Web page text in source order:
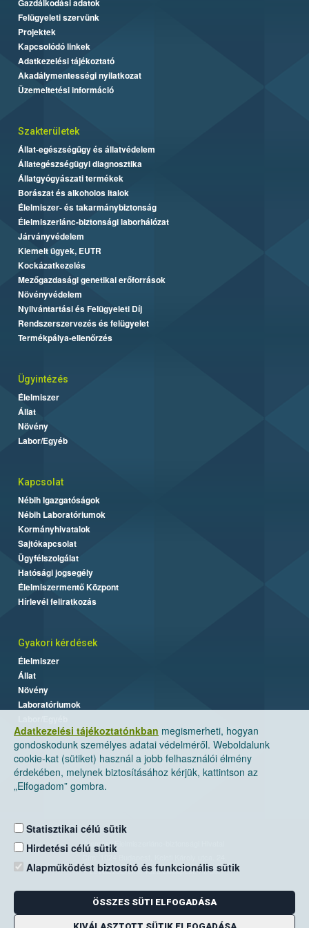
Adatkezelési tájékoztatónkban megismerheti, hogyan
gondoskodunk személyes adatai védelméről. Weboldalunk
cookie-kat (sütiket) használ a jobb felhasználói élmény
érdekében, melynek biztosításához kérjük, kattintson az
„Elfogadom” gombra.
Statisztikai célú sütik
Hirdetési célú sütik
Alapműködést biztosító és funkcionális sütik
ÖSSZES SÜTI ELFOGADÁSA
Gazdálkodási adatok
Felügyeleti szervünk
Projektek
Kapcsolódó linkek
Adatkezelési tájékoztató
Akadálymentességi nyilatkozat
Üzemeltetési információ
Szakterületek
Állat-egészségügy és állatvédelem
Állategészségügyi diagnosztika
Állatgyógyászati termékek
Borászat és alkoholos italok
Élelmiszer- és takarmánybiztonság
Élelmiszerlánc-biztonsági laborhálózat
Járványvédelem
Kiemelt ügyek, EUTR
Kockázatkezelés
Mezőgazdasági genetikai erőforrások
Növényvédelem
Nyilvántartási és Felügyeleti Díj
Rendszerszervezés és felügyelet
Termékpálya-ellenőrzés
Ügyintézés
Élelmiszer
Állat
Növény
Labor/Egyéb
Kapcsolat
Nébih Igazgatóságok
Nébih Laboratóriumok
Kormányhivatalok
Sajtókapcsolat
Ügyfélszolgálat
Hatósági jogsegély
Élelmiszermentő Központ
Hírlevél feliratkozás
Gyakori kérdések
Élelmiszer
Állat
Növény
Laboratóriumok
Nemzeti Élelmiszerlánc-biztonsági Hivatal
Levelezési cím: 1525 Budapest. Pf. 30.
E-mail:ugyfelszolgalat@nebih.gov.hu
Zöld szám: 06-80/263-244